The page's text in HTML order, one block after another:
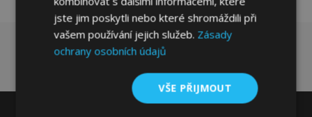
jste jim poskytli nebo které shromáždili při
vašem používání jejich služeb. Zásady
ochrany osobních údajů
VŠE PŘIJMOUT